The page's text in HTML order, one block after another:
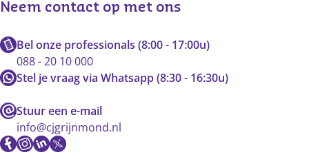
Neem contact op met ons
Bel onze professionals (8:00 - 17:00u)
088 - 20 10 000
Stel je vraag via Whatsapp (8:30 - 16:30u)
Stuur een e-mail
info@cjgrijnmond.nl